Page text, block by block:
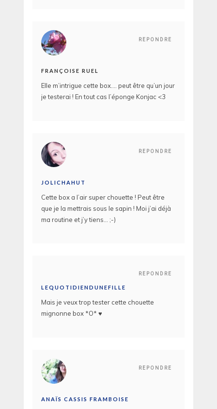
REPONDRE
FRANÇOISE RUEL
Elle m’intrigue cette box…. peut être qu’un jour
je testerai ! En tout cas l’éponge Konjac <3
REPONDRE
JOLICHAHUT
Cette box a l’air super chouette ! Peut être
que je la mettrais sous le sapin ! Moi j’ai déjà
ma routine et j’y tiens… ;-)
REPONDRE
LEQUOTIDIENDUNEFILLE
Mais je veux trop tester cette chouette
mignonne box *O* ♥
REPONDRE
ANAÏS CASSIS FRAMBOISE